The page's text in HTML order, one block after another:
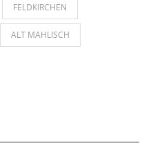
FELDKIRCHEN
ALT MAHLISCH